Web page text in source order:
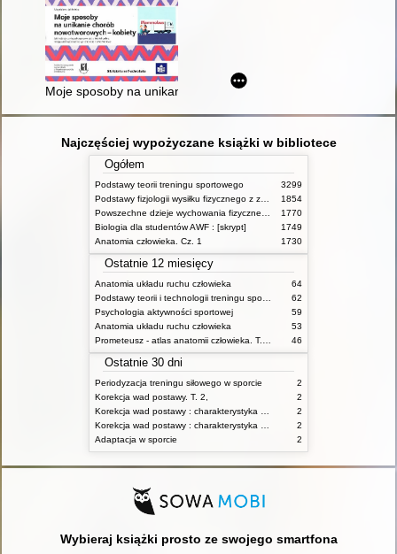
Moje sposoby na unikanie chorób nowotworowych - kobiety :
Najczęściej wypożyczane książki w bibliotece
Ogółem
Podstawy teorii treningu sportowego
3299
1854
1770
Biologia dla studentów AWF : [skrypt]
1749
Anatomia człowieka. Cz. 1
1730
Ostatnie 12 miesięcy
Anatomia układu ruchu człowieka
64
62
Psychologia aktywności sportowej
59
Anatomia układu ruchu człowieka
53
46
Ostatnie 30 dni
Periodyzacja treningu siłowego w sporcie
2
Korekcja wad postawy. T. 2,
2
2
2
Adaptacja w sporcie
2
Wybieraj książki prosto ze swojego smartfona